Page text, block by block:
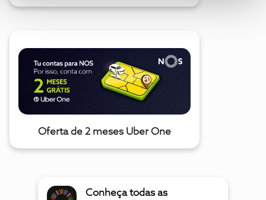
Oferta de 2 meses Uber One
Conheça todas as